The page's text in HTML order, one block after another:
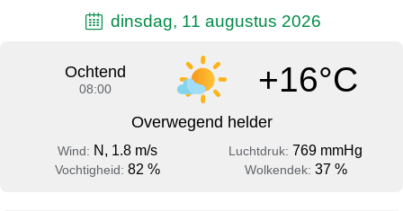
dinsdag, 11 augustus 2026
Ochtend
08:00 +16°C
Overwegend helder
Wind: N, 1.8 m/s Luchtdruk: 769 mmHg
Vochtigheid: 82 % Wolkendek: 37 %